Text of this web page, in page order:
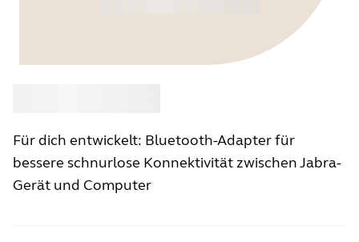
Für dich entwickelt: Bluetooth-Adapter für
bessere schnurlose Konnektivität zwischen Jabra-
Gerät und Computer